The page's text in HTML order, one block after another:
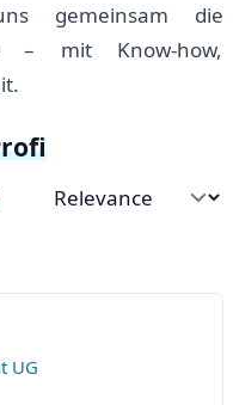
gemeinsam die
– mit Know-how,
Sort by
UG